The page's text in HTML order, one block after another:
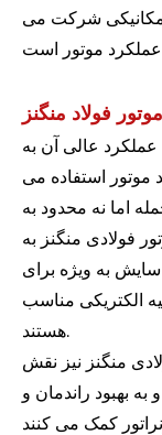
مکانیکی شرکت می
فولاد منگنز
عالی آن به
موتور استفاده می
فولادی منگنز به
سایش به ویژه برای
الکتریکی مناسب
هستند.
منگنز نیز نقش
بهبود راندمان و